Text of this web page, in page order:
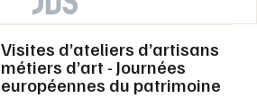
Visites d’ateliers d’artisans
métiers d’art - Journées
européennes du patrimoine